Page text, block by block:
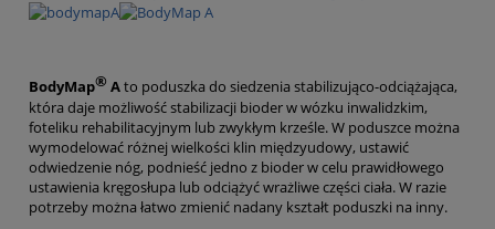
BodyMap® Ato poduszka do siedzenia stabilizująco-odciążająca,
która daje możliwość stabilizacji bioder w wózku inwalidzkim,
foteliku rehabilitacyjnym lub zwykłym krześle. W poduszce można
wymodelować różnej wielkości klin międzyudowy, ustawić
odwiedzenie nóg, podnieść jedno z bioder w celu prawidłowego
ustawienia kręgosłupa lub odciążyć wrażliwe części ciała. W razie
potrzeby można łatwo zmienić nadany kształt poduszki na inny.